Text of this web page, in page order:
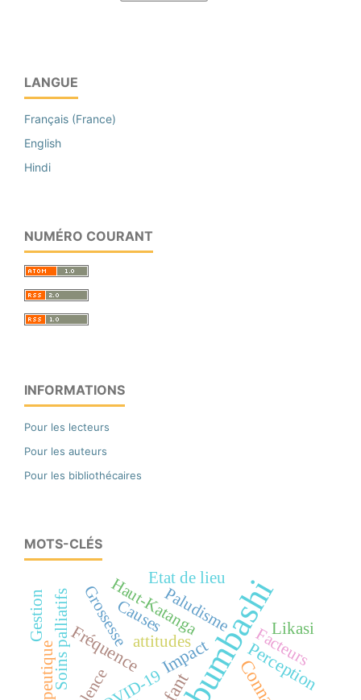
LANGUE
Français (France)
English
Hindi
NUMÉRO COURANT
INFORMATIONS
Pour les lecteurs
Pour les auteurs
Pour les bibliothécaires
MOTS-CLÉS
Lubumbashi
Impact Perception
Fréquenceattitudes
Paludisme
Haut-Katanga
Facteurs
Soins palliatifsGrossesse
Etat de lieu
Gestion Likasi
Causes